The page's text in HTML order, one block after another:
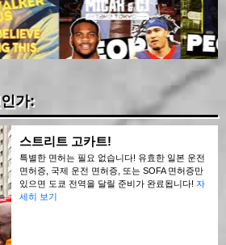
가:
스트리트 고카트!
특별한 면허는 필요 없습니다! 유효한 일본 운전
면허증, 국제 운전 면허증, 또는 SOFA 면허증만
있으면 도쿄 전역을 달릴 준비가 완료됩니다! 자
세히 보기